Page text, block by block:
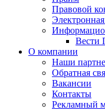
Правовой
Вести
О компании
Наши
Обратная
Вакансии
Контакты
Рекламный